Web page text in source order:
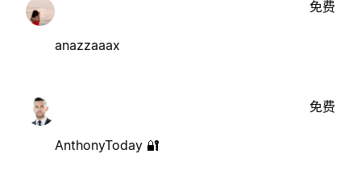
anazzaaax
免费
AnthonyToday 🔐
免费